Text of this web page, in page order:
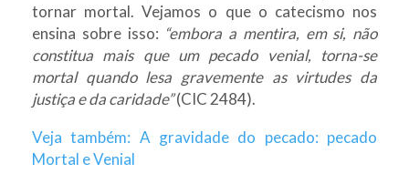
tornar mortal. Vejamos o que o catecismo nos
ensina sobre isso: “embora a mentira, em si, não
constitua mais que um pecado venial, torna-se
mortal quando lesa gravemente as virtudes da
justiça e da caridade”(CIC 2484).
Veja também: A gravidade do pecado: pecado
Mortal e Venial